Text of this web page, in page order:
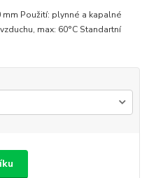
Použití: plynné a kapalné
max: 60°C Standartní